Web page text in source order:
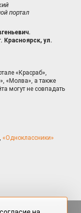
портал
Красноярск, ул.
«Красраб»,
«Молва», а также
могут не совпадать
, «Одноклассники»